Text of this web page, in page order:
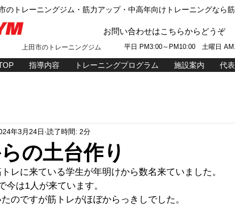
のトレーニングジム・筋力アップ・中高年向けトレーニングなら
お問い合わせはこちらからどうぞ
平日 P M3:00～PM10:00 土曜日
上田市のトレーニングジム
指導内容 トレーニングプログラム 施設案内 代
の土台作り
年3月24日 読了時間: 2分
レに来ている学生が年明けから数名来ていました。
今は1人が来ています。
のですが筋トレがほぼからっきしでした。